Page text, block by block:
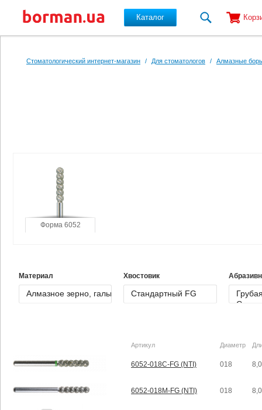
Каталог
Стоматологический интернет-магазин / Для стоматологов / Алмазные
Форма 6052
Материал Хвостовик
Артикул Диаметр
6052-018C-FG (NTI) 018
6052-018M-FG (NTI) 018